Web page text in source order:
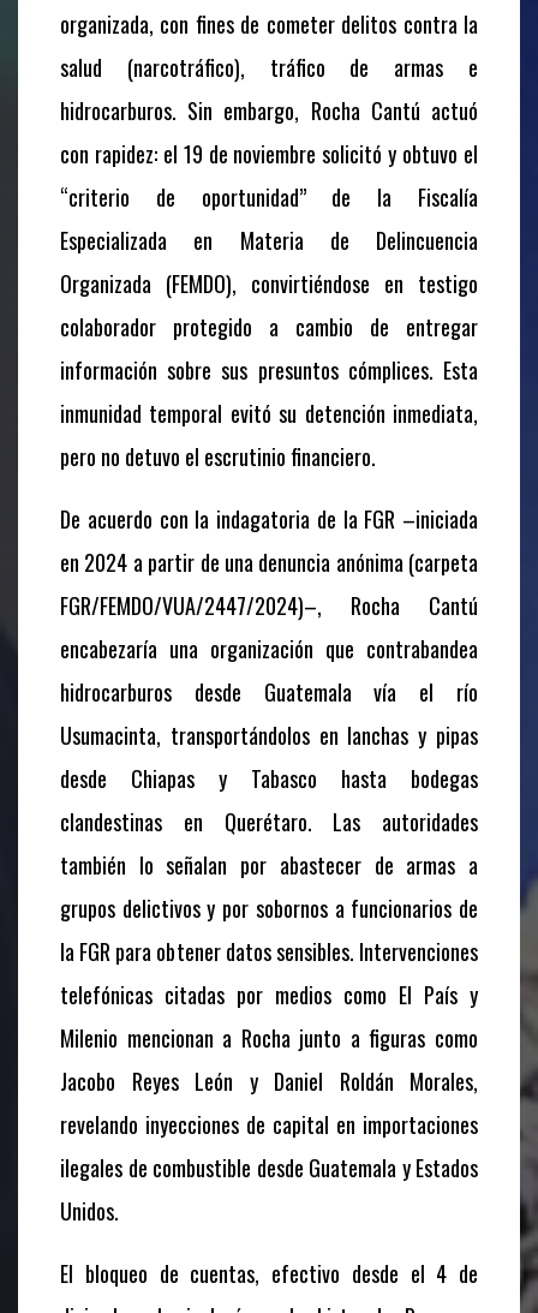
organizada, con fines de cometer delitos contra la
salud (narcotráfico), tráfico de armas e
hidrocarburos. Sin embargo, Rocha Cantú actuó
con rapidez: el 19 de noviembre solicitó y obtuvo el
“criterio de oportunidad” de la Fiscalía
Especializada en Materia de Delincuencia
Organizada (FEMDO), convirtiéndose en testigo
colaborador protegido a cambio de entregar
información sobre sus presuntos cómplices. Esta
inmunidad temporal evitó su detención inmediata,
pero no detuvo el escrutinio financiero.
De acuerdo con la indagatoria de la FGR –iniciada
en 2024 a partir de una denuncia anónima (carpeta
FGR/FEMDO/VUA/2447/2024)–, Rocha Cantú
encabezaría una organización que contrabandea
hidrocarburos desde Guatemala vía el río
Usumacinta, transportándolos en lanchas y pipas
desde Chiapas y Tabasco hasta bodegas
clandestinas en Querétaro. Las autoridades
también lo señalan por abastecer de armas a
grupos delictivos y por sobornos a funcionarios de
la FGR para obtener datos sensibles. Intervenciones
telefónicas citadas por medios como El País y
Milenio mencionan a Rocha junto a figuras como
Jacobo Reyes León y Daniel Roldán Morales,
revelando inyecciones de capital en importaciones
ilegales de combustible desde Guatemala y Estados
Unidos.
El bloqueo de cuentas, efectivo desde el 4 de